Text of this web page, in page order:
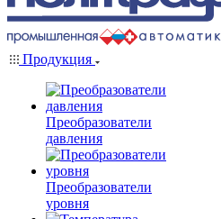
Продукция
Преобразователи
давления
Преобразователи
уровня